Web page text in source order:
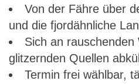
Von der Fähre über
und die fjordähnliche
Sich an rauschenden
glitzernden Quellen
Termin frei wählbar,